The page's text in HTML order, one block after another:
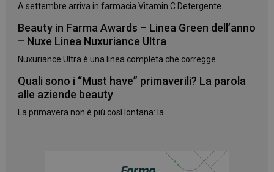
A settembre arriva in farmacia Vitamin C Detergente...
Beauty in Farma Awards – Linea Green dell’anno
– Nuxe Linea Nuxuriance Ultra
Nuxuriance Ultra è una linea completa che corregge...
Quali sono i “Must have” primaverili? La parola
alle aziende beauty
La primavera non è più così lontana: la...
mese
CookieScriptConsent
CookieScript